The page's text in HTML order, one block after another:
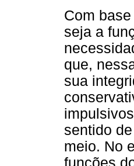
Com
seja a
que,
sua
sentido
meio. No
funções